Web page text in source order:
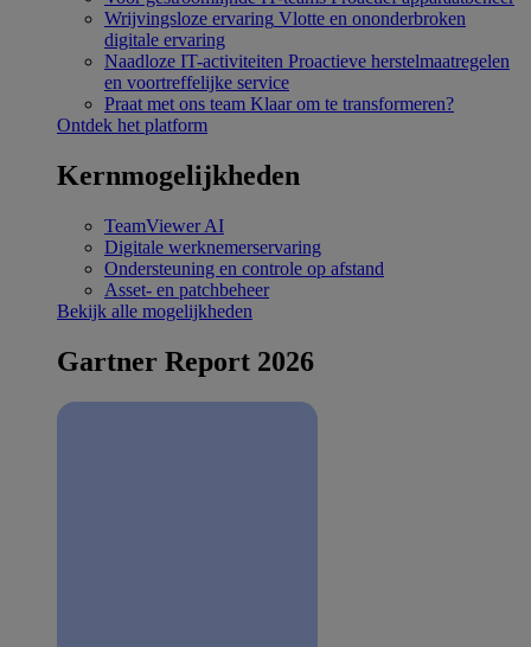
Wrijvingsloze ervaring Vlotte en ononderbroken
digitale ervaring
Naadloze IT-activiteiten Proactieve herstelmaatregelen
en voortreffelijke service
Praat met ons team Klaar om te transformeren?
Ontdek het platform
Kernmogelijkheden
TeamViewer AI
Digitale werknemerservaring
Ondersteuning en controle op afstand
Asset- en patchbeheer
Bekijk alle mogelijkheden
Gartner Report 2026